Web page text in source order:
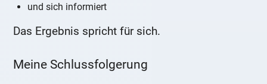
und sich informiert
Das Ergebnis spricht für sich.
Meine Schlussfolgerung